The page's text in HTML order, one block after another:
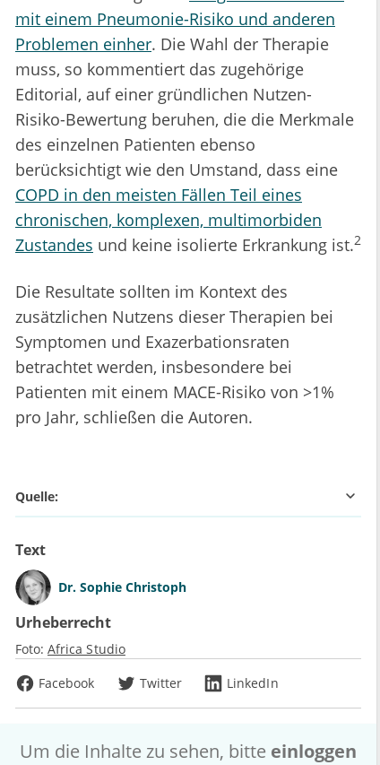
mit einem Pneumonie-Risiko und anderen
Problemen einher. Die Wahl der Therapie
muss, so kommentiert das zugehörige
Editorial, auf einer gründlichen Nutzen-
Risiko-Bewertung beruhen, die die Merkmale
des einzelnen Patienten ebenso
berücksichtigt wie den Umstand, dass eine
COPD in den meisten Fällen Teil eines
chronischen, komplexen, multimorbiden
Zustandes und keine isolierte Erkrankung ist.2
Die Resultate sollten im Kontext des
zusätzlichen Nutzens dieser Therapien bei
Symptomen und Exazerbationsraten
betrachtet werden, insbesondere bei
Patienten mit einem MACE-Risiko von >1%
pro Jahr, schließen die Autoren.
Quelle:
Text
Dr. Sophie Christoph
Urheberrecht
Foto: Africa Studio
Facebook
Twitter LinkedIn
Um die Inhalte zu sehen, bitte einloggen